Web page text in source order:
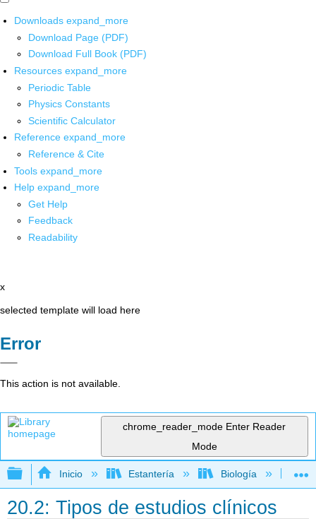
Downloads expand_more
Download Page (PDF)
Download Full Book (PDF)
Resources expand_more
Periodic Table
Physics Constants
Scientific Calculator
Reference expand_more
Reference & Cite
Tools expand_more
Help expand_more
Get Help
Feedback
Readability
x
selected template will load here
Error
This action is not available.
chrome_reader_mode Enter Reader
Mode
Expandir/contraer jerarquía global
Inicio Estantería Biología
20.2: Tipos de estudios clínicos